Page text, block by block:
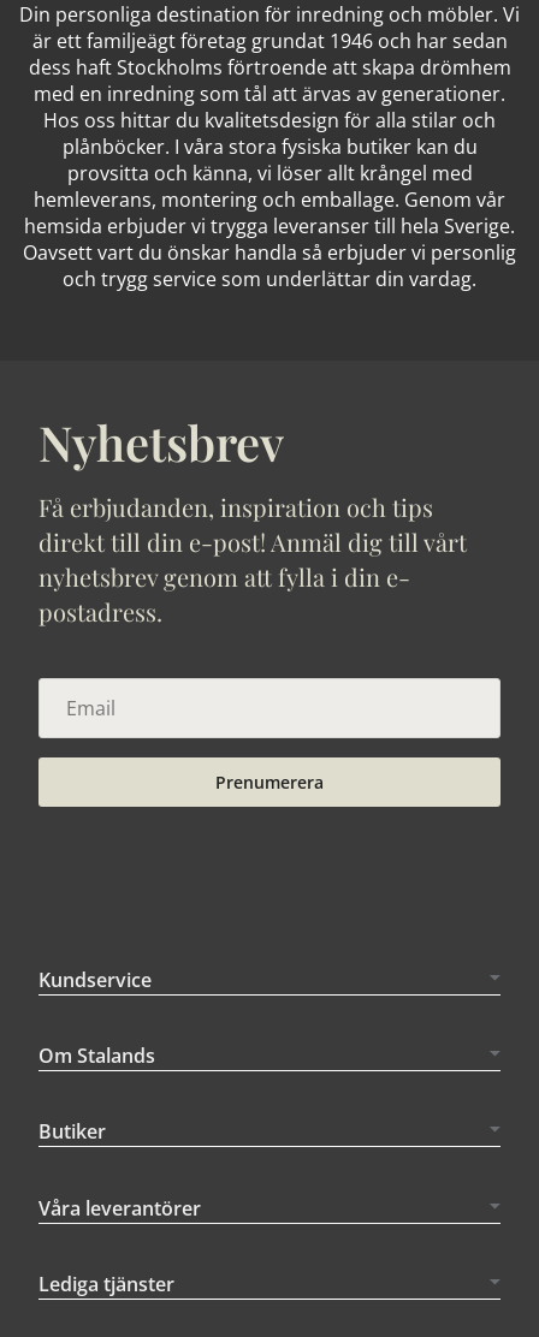
Din personliga destination för inredning och möbler. Vi
är ett familjeägt företag grundat 1946 och har sedan
dess haft Stockholms förtroende att skapa drömhem
med en inredning som tål att ärvas av generationer.
Hos oss hittar du kvalitetsdesign för alla stilar och
plånböcker. I våra stora fysiska butiker kan du
provsitta och känna, vi löser allt krångel med
hemleverans, montering och emballage. Genom vår
hemsida erbjuder vi trygga leveranser till hela Sverige.
Oavsett vart du önskar handla så erbjuder vi personlig
och trygg service som underlättar din vardag.
Nyhetsbrev
Få erbjudanden, inspiration och tips
direkt till din e-post! Anmäl dig till vårt
nyhetsbrev genom att fylla i din e-
postadress.
Prenumerera
Kundservice
Om Stalands
Butiker
Våra leverantörer
Lediga tjänster